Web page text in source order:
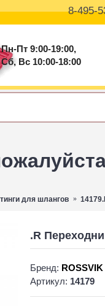
8-495-
Пн-Пт 9:00-19:00,
Сб, Вс 10:00-18:00
для шлангов
.R
Бренд: ROSSVIK
Артикул: 14179